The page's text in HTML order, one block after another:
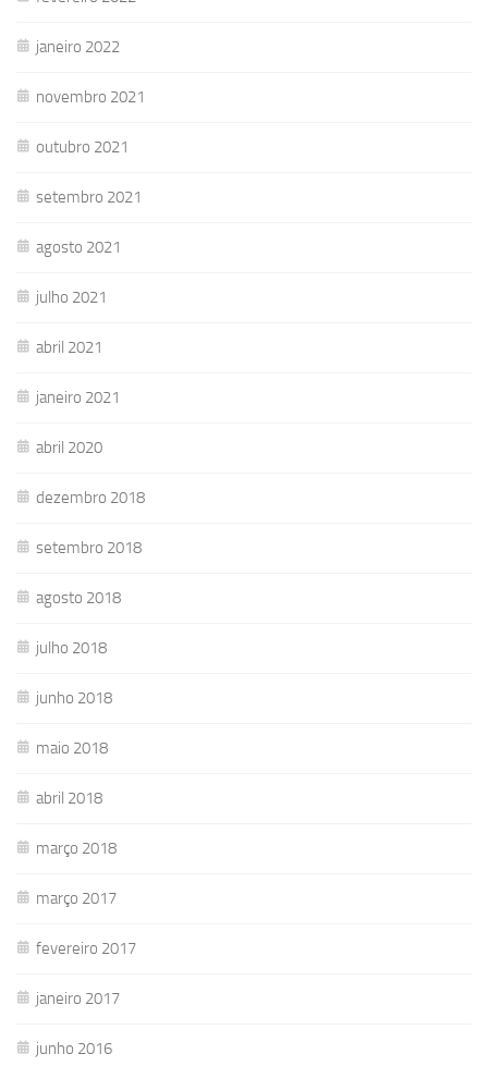
janeiro 2022
novembro 2021
outubro 2021
setembro 2021
agosto 2021
julho 2021
abril 2021
janeiro 2021
abril 2020
dezembro 2018
setembro 2018
agosto 2018
julho 2018
junho 2018
maio 2018
abril 2018
março 2018
março 2017
fevereiro 2017
janeiro 2017
junho 2016